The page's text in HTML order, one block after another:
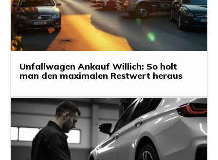
Unfallwagen Ankauf Willich: So holt
man den maximalen Restwert heraus